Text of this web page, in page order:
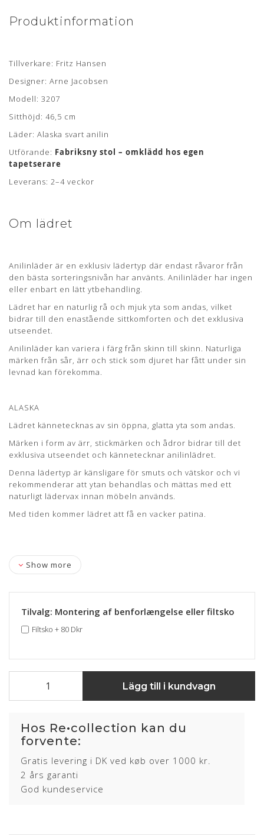
Stelmnummer & 5 års garanti
Om læderet
det bedste sorteringsniveau er anvendt. Anilin læder har
ingen eller kun en ganske let overfladebehandling.
Læderet har en naturlig rå, blød og åndbar overflade som
bidrager til en fremragende siddekomfort samt det
eksklusive udseende.
Læderet er kendetegnet ved den glatte og naturlige
overflade.
Mærker i form af ar, stikmærker og årer bidrager til det
eksklusive udseende og kendetegner anilin læderet.
NEVADA er naturligt beskyttet på overfladen og vil med
tiden, patinere langsomt og smukt.
Lædertykkelse: 1-1,2 mm.
Læs mere om pleje og vedligeholdelse her
Produktinformation
Tillverkare: Fritz Hansen
Designer: Arne Jacobsen
Modell: 3207
Sitthöjd: 46,5 cm
Läder: Alaska svart anilin
Utförande: Fabriksny stol – omklädd hos egen
tapetserare
Leverans: 2–4 veckor
Om lädret
Anilinläder är en exklusiv lädertyp där endast råvaror från
den bästa sorteringsnivån har använts. Anilinläder har ingen
eller enbart en lätt ytbehandling.
Lädret har en naturlig rå och mjuk yta som andas, vilket
bidrar till den enastående sittkomforten och det exklusiva
utseendet.
Anilinläder kan variera i färg från skinn till skinn. Naturliga
märken från sår, ärr och stick som djuret har fått under sin
levnad kan förekomma.
ALASKA
Lädret kännetecknas av sin öppna, glatta yta som andas.
Märken i form av ärr, stickmärken och ådror bidrar till det
exklusiva utseendet och kännetecknar anilinlädret.
Denna lädertyp är känsligare för smuts och vätskor och vi
rekommenderar att ytan behandlas och mättas med ett
naturligt lädervax innan möbeln används.
Med tiden kommer lädret att få en vacker patina.
Show more
Tilvalg: Montering af benforlængelse eller filtsko
Filtsko + 80 Dkr
Lägg till i kundvagn
Hos Re•collection kan du
forvente:
Gratis levering i DK ved køb over 1000 kr.
2 års garanti
God kundeservice